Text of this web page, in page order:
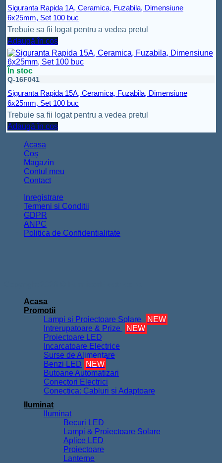
Siguranta Rapida 1A, Ceramica, Fuzabila, Dimensiune
6x25mm, Set 100 buc
Trebuie sa fii logat pentru a vedea pretul
Adaugă în coș
În stoc
Q-16F041
Siguranta Rapida 15A, Ceramica, Fuzabila, Dimensiune
6x25mm, Set 100 buc
Trebuie sa fii logat pentru a vedea pretul
Adaugă în coș
Acasa
Coș
Magazin
Contul meu
Contact
Inregistrare
Termeni si Conditii
GDPR
ANPC
Politica de Confidentialitate
Acasa
Promotii
Lampi si Proiectoare Solare
NEW
Intrerupatoare & Prize
NEW
Proiectoare LED
Incarcatoare Electrice
Surse de Alimentare
Benzi LED
NEW
Butoane Automatizari
Conectori Electrici
Conectica: Cabluri si Adaptoare
Iluminat
Iluminat
Becuri LED
Lampi & Proiectoare Solare
Aplice LED
Proiectoare
Lanterne